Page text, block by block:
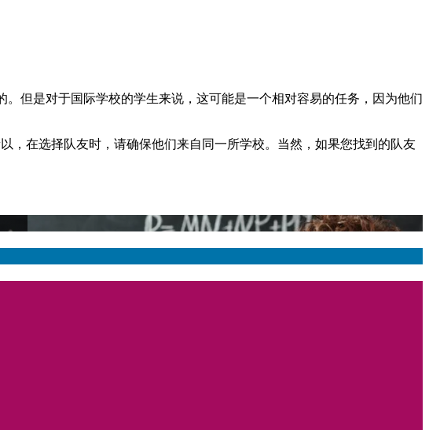
但是对于国际学校的学生来说，这可能是一个相对容易的任务，因为他们
，在选择队友时，请确保他们来自同一所学校。当然，如果您找到的队友